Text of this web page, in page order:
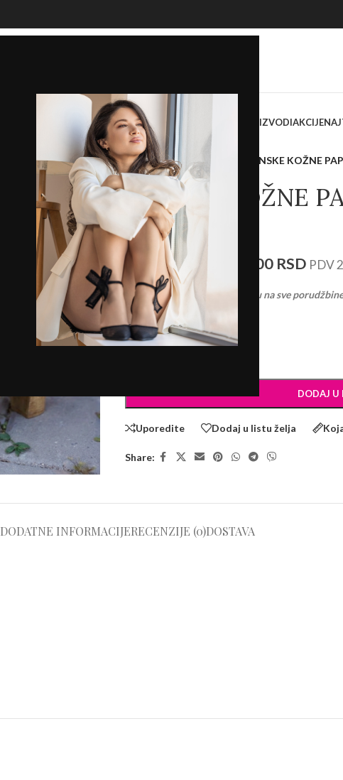
PAPUČEŽENSKE TORBE I TAŠNE SVI PROIZVODIAKCIJE
Početna/Prodavnica ŽENSKE KOŽNE
ŽENSKE KOŽNE
KAMEL
4.990,00RSD 3.493,00 RSD PDV
OstvariteBESPLATNU dostavu na sve
BROJEVI
DODAJ U
Uporedite Dodaj u listu želja
Share:
DODATNE INFORMACIJERECENZIJE (0)DOSTAVA